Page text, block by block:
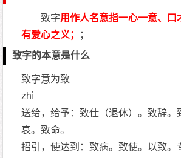
致字用作人名意指一心一意、口
有爱心之义；
；
致字的本意是什么
致字意为致
zhì
送给，给予：致仕（退休）。致辞。
哀。致命。
招引，使达到：致病。致使。以致。